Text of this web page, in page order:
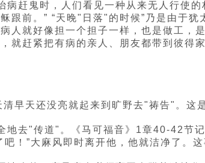
病赶鬼时，人们看见一种从来无人行使
跟前。” “天晚"日落"的时候”乃是由于
人就好像担一个担子一样，也是做工
就赶紧把有病的亲人、朋友都带到彼得
早天还没亮就起来到旷野去"祷告"。这
地去"传道"。《马可福音》1章40-42节
！”大麻风即时离开他，他就洁净了。